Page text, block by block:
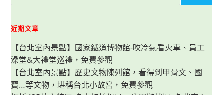
地
人
排
隊
美
食，
便
近期文章
【台北室內景點】國家鐵道博物館-吹冷氣看火車、員工
澡堂&大禮堂巡禮，免費參觀
【台北室內景點】歷史文物陳列館，看得到甲骨文、國
寶…等文物，堪稱台北小故宮，免費參觀